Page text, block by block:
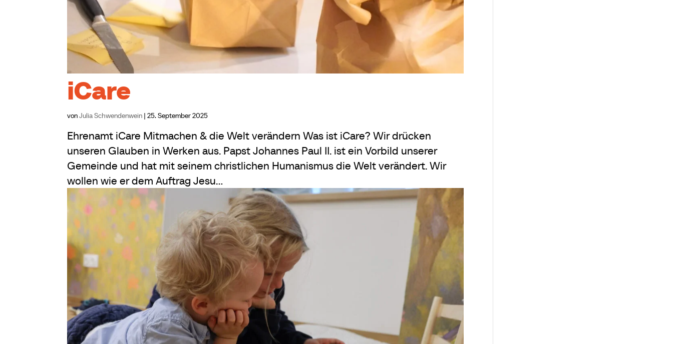
iCare
vonJulia Schwendenwein |25. September 2025
Ehrenamt iCare Mitmachen & die Welt verändern Was ist iCare? Wir drücken
unseren Glauben in Werken aus. Papst Johannes Paul II. ist ein Vorbild unserer
Gemeinde und hat mit seinem christlichen Humanismus die Welt verändert. Wir
wollen wie er dem Auftrag Jesu...